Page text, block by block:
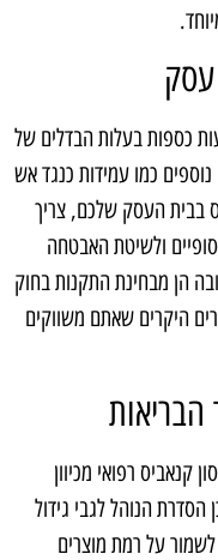
כספות בעלות הבדלים של
כמו עמידות כנגד אש
בבית העסק שלכם, צריך
ולשיטת האבטחה
הן מבחינת התקנות בחוק
היקרים שאתם משווקים
הבריאות
קנאביס רפואי מכיוון
הסדרת הנוהל לגבי גידול
על רמת מוצרים